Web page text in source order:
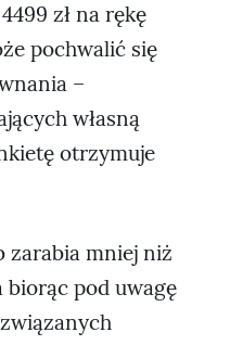
zł na rękę
pochwalić się
–
własną
otrzymuje
zarabia mniej niż
biorąc pod uwagę